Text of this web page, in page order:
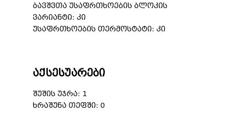
ბავშვთა უსაფრთხოების ბლოკის
ვარიანტი: კი
უსაფრთხოების თერმოსტატი: კი
აქსესუარები
შუშის უჯრა: 1
ხრაშუნა თეფში: 0